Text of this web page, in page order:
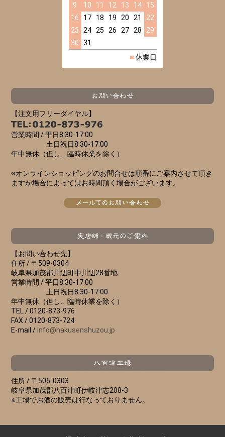
9
10 11 12 13 14
15
16
17 18 19 20 21
22
23
24 25 26 27 28
29
30
31
■ 休業日
【注文用フリーダイヤル】
営業時間 / 平日8:30-17:00
土日祝日8:30-17:00
年中無休（但し、臨時休業を除く）
※オンラインショッピングのお問合せは順番にご案内させて頂き
ますが場合によってはお時間頂く場合がございます。
【お問い合わせ先】
住所 / 〒509-0304
岐阜県加茂郡川辺町中川辺28番地
営業時間 / 平日8:30-17:00
土日祝日8:30-17:00
年中無休（但し、臨時休業を除く）
TEL / 0120-873-976
FAX / 0120-873-724
E-mail / info@hakusenshuzou.jp
住所 / 〒505-0303
岐阜県加茂郡八百津町伊岐津志208-3
※工場でお酒の販売は行なっておりません。